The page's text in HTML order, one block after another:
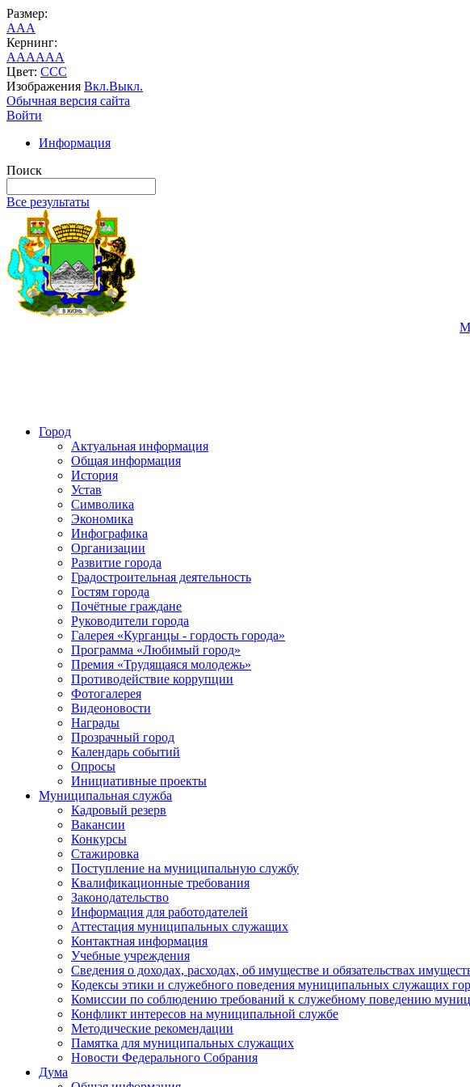
Размер:
AAA
Кернинг:
AAAAAA
Цвет: CCC
Изображения Вкл.Выкл.
Обычная версия сайта
Войти
Информация
Поиск
Все результаты
Город
Актуальная информация
Общая информация
История
Устав
Символика
Экономика
Инфографика
Организации
Развитие города
Градостроительная деятельность
Гостям города
Почётные граждане
Руководители города
Галерея «Курганцы - гордость города»
Программа «Любимый город»
Премия «Трудящаяся молодежь»
Противодействие коррупции
Фотогалерея
Видеоновости
Награды
Прозрачный город
Календарь событий
Опросы
Инициативные проекты
Муниципальная служба
Кадровый резерв
Вакансии
Конкурсы
Стажировка
Поступление на муниципальную службу
Квалификационные требования
Законодательство
Информация для работодателей
Аттестация муниципальных служащих
Контактная информация
Учебные учреждения
Сведения о доходах, расходах, об имуществе и обязательствах
Кодексы этики и служебного поведения муниципальных служащих
Комиссии по соблюдению требований к служебному поведению
Конфликт интересов на муниципальной службе
Методические рекомендации
Памятка для муниципальных служащих
Новости Федерального Cобрания
Дума